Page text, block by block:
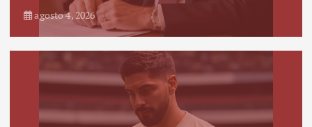
agosto 4, 2026